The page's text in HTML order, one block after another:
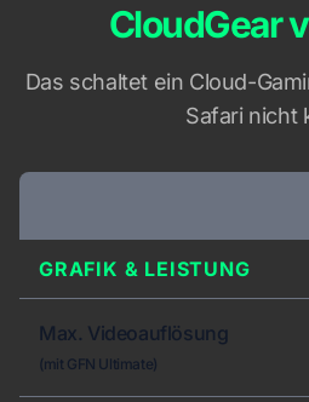
CloudGear
Das schaltet ein Cloud-
Safari nicht
GRAFIK & LEISTUNG
Max. Videoauflösung
(mit GFN Ultimate)